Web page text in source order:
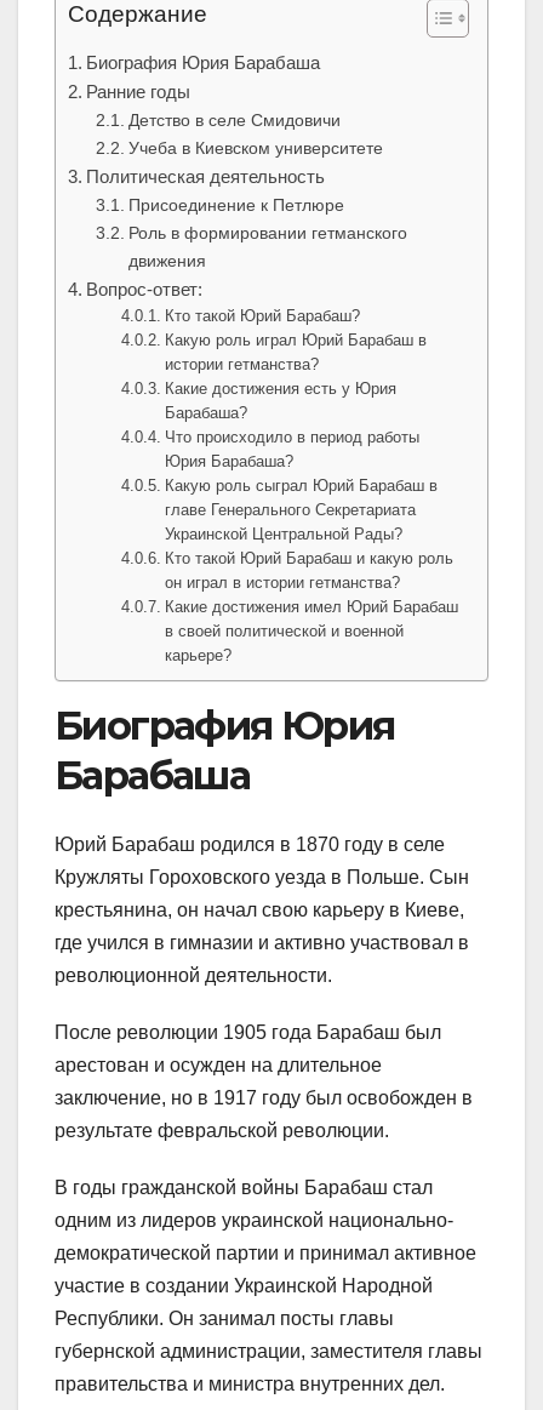
Содержание
Биография Юрия Барабаша
Ранние годы
Детство в селе Смидовичи
Учеба в Киевском университете
Политическая деятельность
Присоединение к Петлюре
Роль в формировании гетманского
движения
Вопрос-ответ:
Кто такой Юрий Барабаш?
Какую роль играл Юрий Барабаш в
истории гетманства?
Какие достижения есть у Юрия
Барабаша?
Что происходило в период работы
Юрия Барабаша?
Какую роль сыграл Юрий Барабаш в
главе Генерального Секретариата
Украинской Центральной Рады?
Кто такой Юрий Барабаш и какую роль
он играл в истории гетманства?
Какие достижения имел Юрий Барабаш
в своей политической и военной
карьере?
Биография Юрия
Барабаша
Юрий Барабаш родился в 1870 году в селе
Кружляты Гороховского уезда в Польше. Сын
крестьянина, он начал свою карьеру в Киеве,
где учился в гимназии и активно участвовал в
революционной деятельности.
После революции 1905 года Барабаш был
арестован и осужден на длительное
заключение, но в 1917 году был освобожден в
результате февральской революции.
В годы гражданской войны Барабаш стал
одним из лидеров украинской национально-
демократической партии и принимал активное
участие в создании Украинской Народной
Республики. Он занимал посты главы
губернской администрации, заместителя главы
правительства и министра внутренних дел.